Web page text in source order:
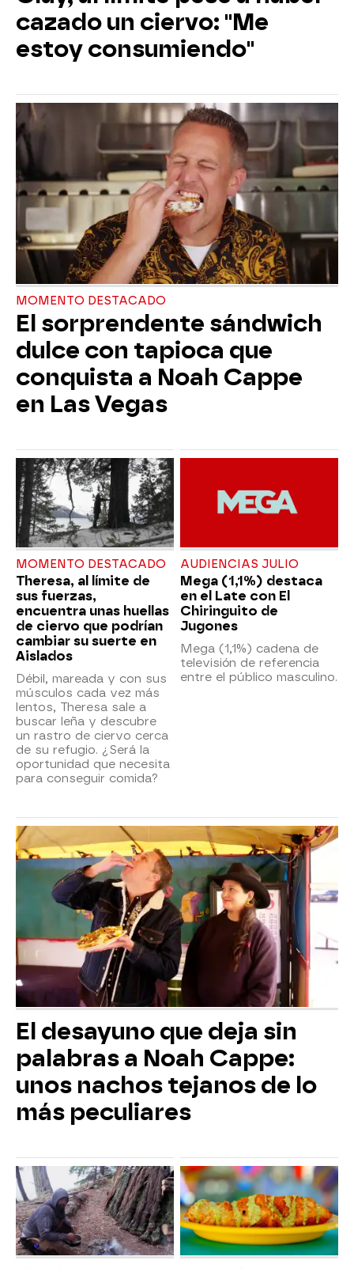
cazado un ciervo: "Me
estoy consumiendo"
MOMENTO DESTACADO
El sorprendente sándwich
dulce con tapioca que
conquista a Noah Cappe
en Las Vegas
MOMENTO DESTACADO
Theresa, al límite de
sus fuerzas,
encuentra unas huellas
de ciervo que podrían
cambiar su suerte en
Aislados
Débil, mareada y con sus
músculos cada vez más
lentos, Theresa sale a
buscar leña y descubre
un rastro de ciervo cerca
de su refugio. ¿Será la
oportunidad que necesita
para conseguir comida?
AUDIENCIAS JULIO
Mega (1,1%) destaca
en el Late con El
Chiringuito de
Jugones
Mega (1,1%) cadena de
televisión de referencia
entre el público masculino.
El desayuno que deja sin
palabras a Noah Cappe:
unos nachos tejanos de lo
más peculiares